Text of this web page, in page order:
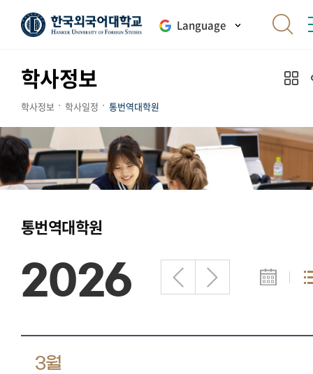
Language
학사정보
학사정보 학사일정 통번역대학원
통번역대학원
2026
3월